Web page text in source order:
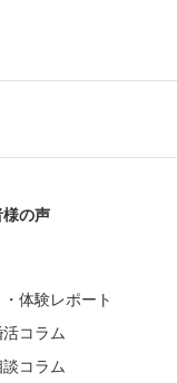
の声
体験レポート
コラム
コラム